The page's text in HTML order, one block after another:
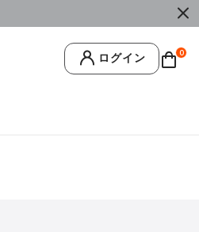
￥
ログイン 0